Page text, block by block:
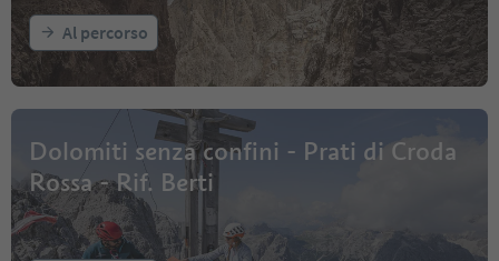
Al percorso
Dolomiti senza confini - Prati di Croda
Rossa - Rif. Berti